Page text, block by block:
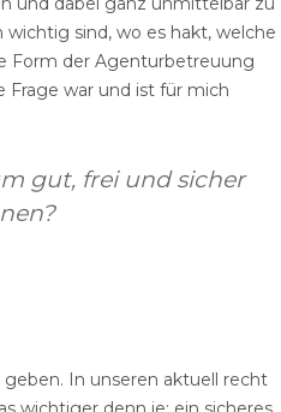
sind, wo es hakt, welche
Form der Agenturbetreuung
Frage war und ist für mich
gut, frei und sicher
In unseren aktuell recht